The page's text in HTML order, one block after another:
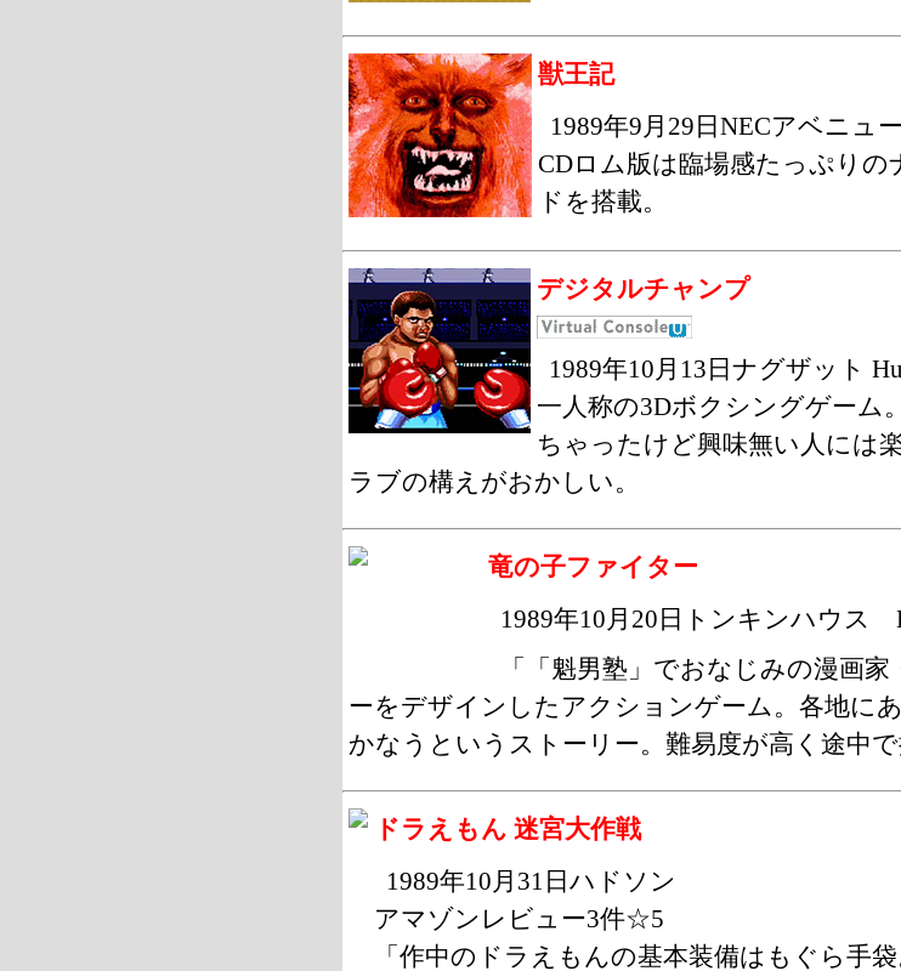
獣王記
1989年9月29日NECアベニュ
CDロム版は臨場感たっぷり
ドを搭載。
デジタルチャンプ
1989年10月13日ナグザット
一人称の3Dボクシングゲーム
ちゃったけど興味無い人には
ラブの構えがおかしい。
竜の子ファイター
1989年10月20日トンキンハウス
「「魁男塾」でおなじみの漫画
ーをデザインしたアクションゲーム。各地に
かなうというストーリー。難易度が高く途中
ドラえもん 迷宮大作戦
1989年10月31日ハドソン
アマゾンレビュー3件☆5
「作中のドラえもんの基本装備はもぐら手